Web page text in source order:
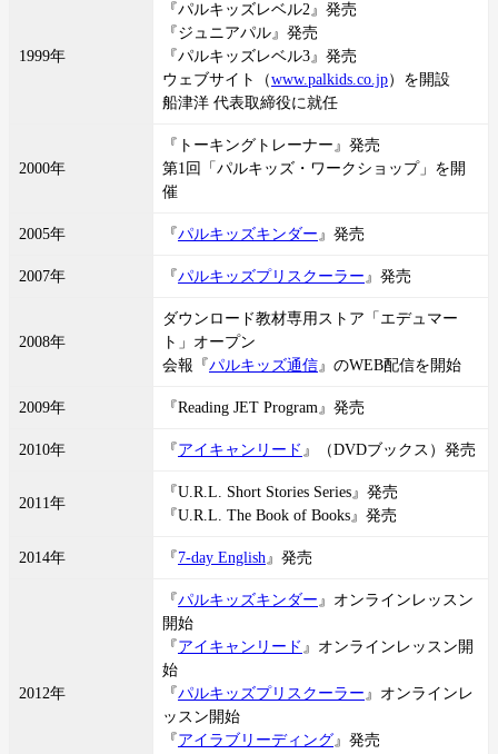
1999年
『パルキッズレベル2』発売
『ジュニアパル』発売
『パルキッズレベル3』発売
ウェブサイト（www.palkids.co.jp）を開設
船津洋 代表取締役に就任
2000年
『トーキングトレーナー』発売
第1回「パルキッズ・ワークショップ」を開
催
2005年 『パルキッズキンダー』発売
2007年 『パルキッズプリスクーラー』発売
2008年
ダウンロード教材専用ストア「エデュマー
ト」オープン
会報『パルキッズ通信』のWEB配信を開始
2009年 『Reading JET Program』発売
2010年 『 アイキャンリード 』（DVDブックス）発売
2011年
『U.R.L. Short Stories Series』発売
『U.R.L. The Book of Books』発売
2014年 『 7-day English』発売
2012年
『パルキッズキンダー』オンラインレッスン
開始
『 アイキャンリード 』オンラインレッスン開
始
『パルキッズプリスクーラー』オンラインレ
ッスン開始
『 アイラブリーディング』発売